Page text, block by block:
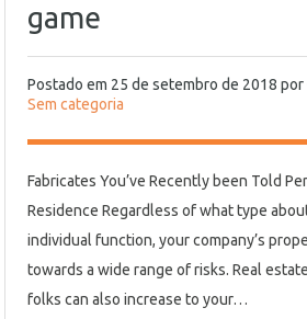
game
Postado em 25 de setembro de 2018 por
Sem categoria
Fabricates You’ve Recently been Told
Residence Regardless of what type
individual function, your company’s
towards a wide range of risks. Real
folks can also increase to your…